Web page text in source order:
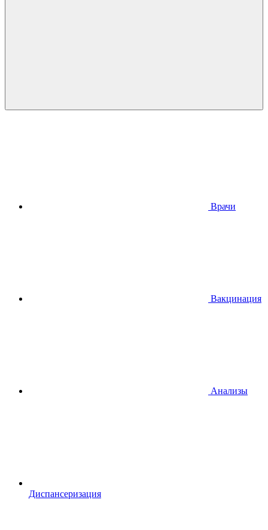
Врачи
Вакцинация
Анализы
Диспансеризация